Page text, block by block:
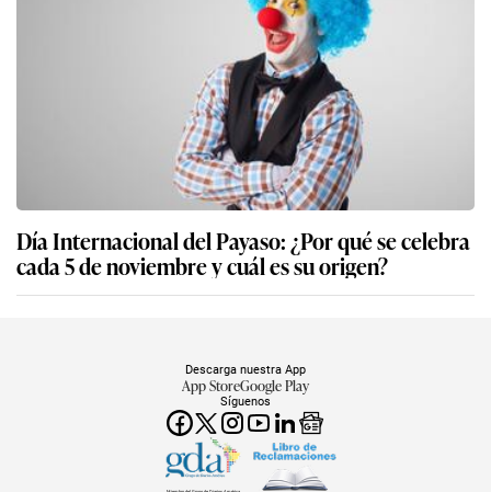
Día Internacional del Payaso: ¿Por qué se celebra
cada 5 de noviembre y cuál es su origen?
Síguenos
Descarga nuestra App
App StoreGoogle Play